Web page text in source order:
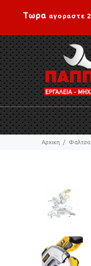
Τωρα αγοραστε
Αρχικη